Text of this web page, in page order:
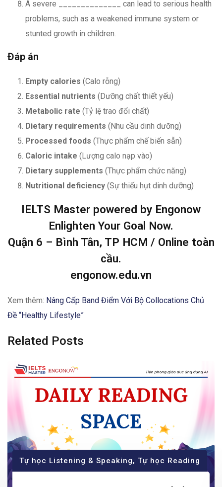
A severe ______________ can lead to serious health
problems, such as a weakened immune system or
stunted growth in children.
Đáp án
Empty calories (Calo rỗng)
Essential nutrients (Dưỡng chất thiết yếu)
Metabolic rate (Tỷ lệ trao đổi chất)
Dietary requirements (Nhu cầu dinh dưỡng)
Processed foods (Thực phẩm chế biến sẵn)
Caloric intake (Lượng calo nạp vào)
Dietary supplements (Thực phẩm chức năng)
Nutritional deficiency (Sự thiếu hụt dinh dưỡng)
IELTS Master powered by Engonow
Enlighten Your Goal Now.
Quận 6 – Bình Tân, TP HCM / Online toàn
cầu.
engonow.edu.vn
Xem thêm: Nâng Cấp Band Điểm Với Bộ Collocations Chủ
Đề “Healthy Lifestyle”
Related Posts
Tự học Listening & Speaking, Tự học Reading